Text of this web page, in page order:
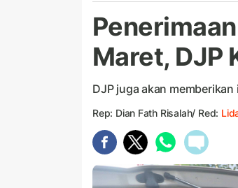
Maret, DJP
DJP juga akan
Rep: Dian Fath Risalah/ Red: